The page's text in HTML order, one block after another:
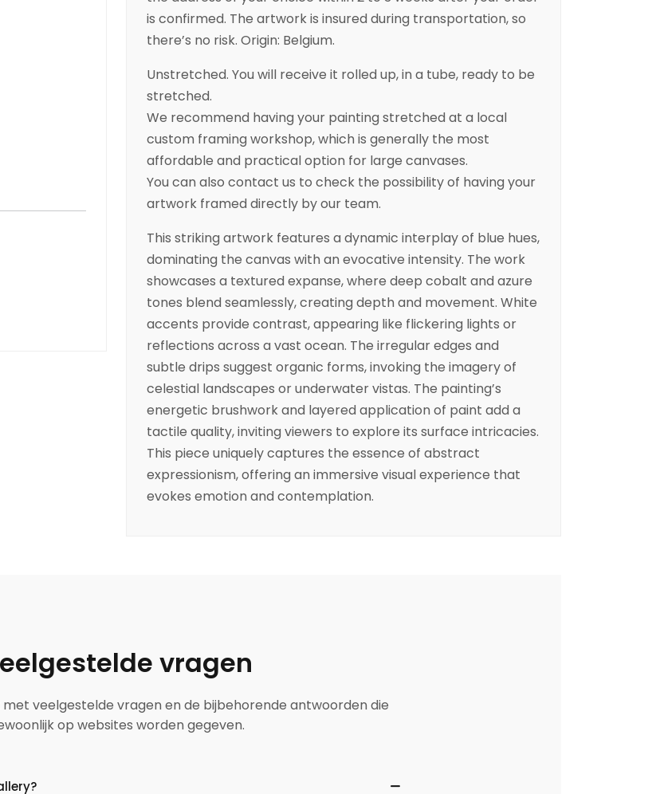
is confirmed. The artwork is insured during transportation, so
there’s no risk. Origin: Belgium.
Unstretched. You will receive it rolled up, in a tube, ready to be
stretched.
We recommend having your painting stretched at a local
custom framing workshop, which is generally the most
affordable and practical option for large canvases.
You can also contact us to check the possibility of having your
artwork framed directly by our team.
This striking artwork features a dynamic interplay of blue hues,
dominating the canvas with an evocative intensity. The work
showcases a textured expanse, where deep cobalt and azure
tones blend seamlessly, creating depth and movement. White
accents provide contrast, appearing like flickering lights or
reflections across a vast ocean. The irregular edges and
subtle drips suggest organic forms, invoking the imagery of
celestial landscapes or underwater vistas. The painting’s
energetic brushwork and layered application of paint add a
tactile quality, inviting viewers to explore its surface intricacies.
This piece uniquely captures the essence of abstract
expressionism, offering an immersive visual experience that
evokes emotion and contemplation.
vragen
veelgestelde vragen en de bijbehorende antwoorden die
op websites worden gegeven.